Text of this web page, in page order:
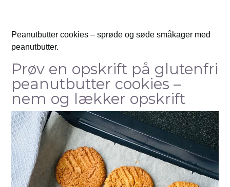
Peanutbutter cookies – sprøde og søde småkager med
peanutbutter.
Prøv en opskrift på glutenfri
peanutbutter cookies –
nem og lækker opskrift